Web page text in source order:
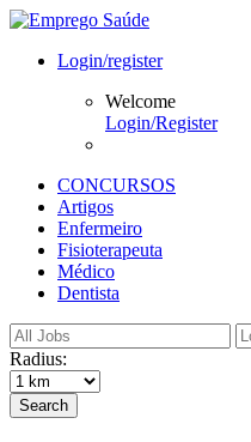
Login/register
Welcome
Login/Register
CONCURSOS
Artigos
Enfermeiro
Fisioterapeuta
Médico
Dentista
Radius:
Search